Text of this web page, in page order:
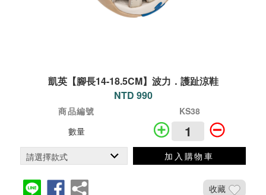
凱英【腳長14-18.5CM】波力．護趾涼鞋
NTD 990
商品編號
KS38
數量
加入購物車
收藏